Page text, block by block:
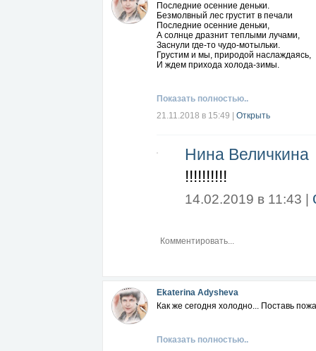
Последние осенние деньки.
Безмолвный лес грустит в печали
Последние осенние деньки,
А солнце дразнит теплыми лучами,
Заснули где-то чудо-мотыльки.
Грустим и мы, природой наслаждаясь,
И ждем прихода холода-зимы.
Показать полностью..
21.11.2018 в 15:49
Открыть
Нина Величкина
!!!!!!!!!!
14.02.2019 в 11:43 |
Ekaterina Adysheva
Как же сегодня холодно... Поставь
Показать полностью..